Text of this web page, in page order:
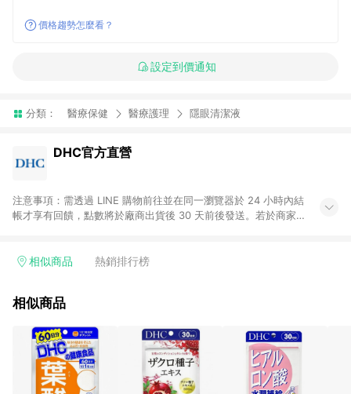
價格趨勢怎麼看？
設定到價通知
分類： 醫療保健 醫療護理 隱眼清潔液
DHC官方直營
注意事項：需透過 LINE 購物前往並在同一瀏覽器於 24 小時內結
帳才享有回饋，點數將於廠商出貨後 30 天前後發送。若於商家
相似商品 熱銷排行榜
相似商品